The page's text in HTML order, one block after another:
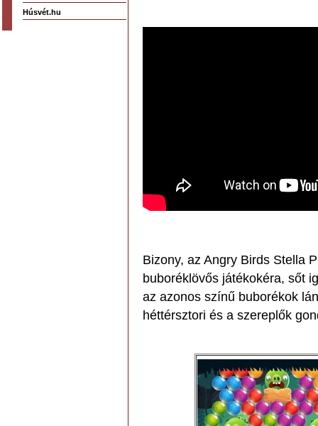
Húsvét.hu
Bizony, az Angry Birds Stella
buboréklövős játékokéra, sőt
az azonos színű buborékok
héttérsztori és a szereplők